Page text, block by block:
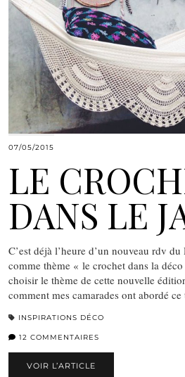
07/05/2015
LE
DANS LE
C’est déjà l’heure d’un nouveau rdv
comme thème « le crochet dans la
choisir le thème de cette nouvelle
comment mes camarades ont abordé ce
INSPIRATIONS DÉCO
12 COMMENTAIRES
VOIR L’ARTICLE